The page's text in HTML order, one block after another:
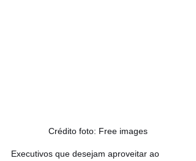
Crédito foto: Free images
Executivos que desejam aproveitar ao